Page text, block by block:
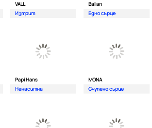
VALL
Изтрит
Ballan
Едно сърце
Papi Hans
Ненаситна
MONA
Счупено сърце